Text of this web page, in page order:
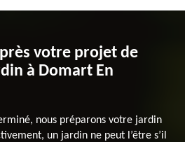
votre projet de
à Domart En
nous préparons votre jardin
un jardin ne peut l’être s’il